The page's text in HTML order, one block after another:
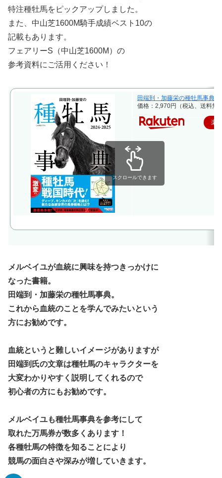
特注種牡馬をピックアップしました。
また、中山芝1600M騎手成績ベスト10の
記載もあります。
フェアリーS（中山芝1600M）の
参考資料にご活用ください！
田端到・加藤栄の種牡馬事典
価格：2,970円（税込、送料無
楽
スクロールできます
メルベイユが血統に興味を持つきっかけに
なった書籍。
田端到・加藤栄の種牡馬事典。
これから血統のことを学んでみたいという
方にお勧めです。
血統というと難しいイメージがありますが
田端到氏の文章は種牡馬のキャラクターを
大変わかりやすく説明してくれるので
初心者の方にもお勧めです。
メルベイユも種牡馬事典を参考にして
取れた万馬券が数多くあります！
各種牡馬の特徴を知ることにより
競馬の面白さや深みが増していきます。